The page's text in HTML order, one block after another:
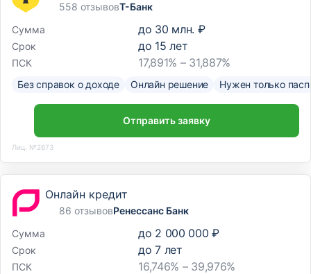
558 отзывовТ-Банк
Сумма
до 30 млн. ₽
Срок до 15 лет
ПСК 17,891% – 31,887%
Без справок о доходе Онлайн решение Нужен только
Отправить заявку
Лиц. №2673
Онлайн кредит
86 отзывовРенессанс Банк
Сумма
до 2 000 000 ₽
Срок до7лет
ПСК 16,746% – 39,976%